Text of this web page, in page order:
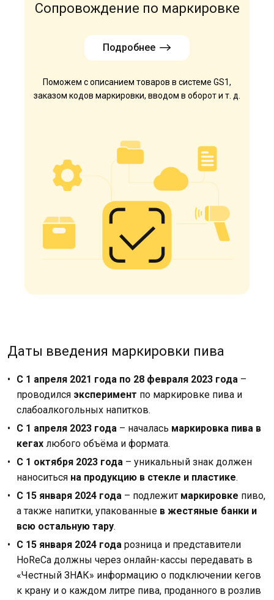
Сопровождение по маркировке
Подробнее
Поможем с описанием товаров в системе GS1,
заказом кодов маркировки, вводом в оборот и т. д.
Даты введения маркировки пива
С 1 апреля 2021 года по 28 февраля 2023 года –
проводился эксперимент по маркировке пива и
слабоалкогольных напитков.
С 1 апреля 2023 года – началась маркировка пива в
кегах любого объёма и формата.
С 1 октября 2023 года – уникальный знак должен
наноситься на продукцию в стекле и пластике.
С 15 января 2024 года – подлежит маркировке пиво,
а также напитки, упакованные в жестяные банки и
всю остальную тару.
С 15 января 2024 года розница и представители
HoReCa должны через онлайн-кассы передавать в
«Честный ЗНАК» информацию о подключении кегов
к крану и о каждом литре пива, проданного в розлив